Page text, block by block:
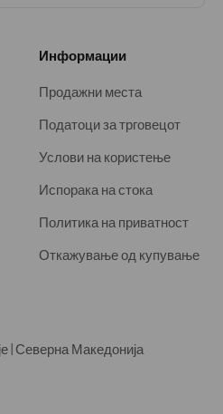
Информации
Продажни места
Податоци за трговецот
Услови на користење
Испорака на стока
Политика на приватност
Откажување од купување
| Северна Македонија